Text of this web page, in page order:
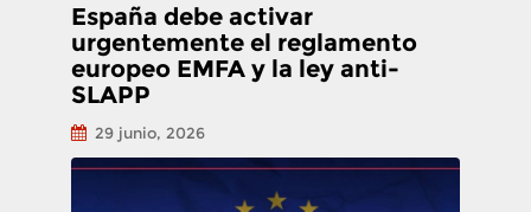
España debe activar
urgentemente el reglamento
europeo EMFA y la ley anti-
SLAPP
29 junio, 2026